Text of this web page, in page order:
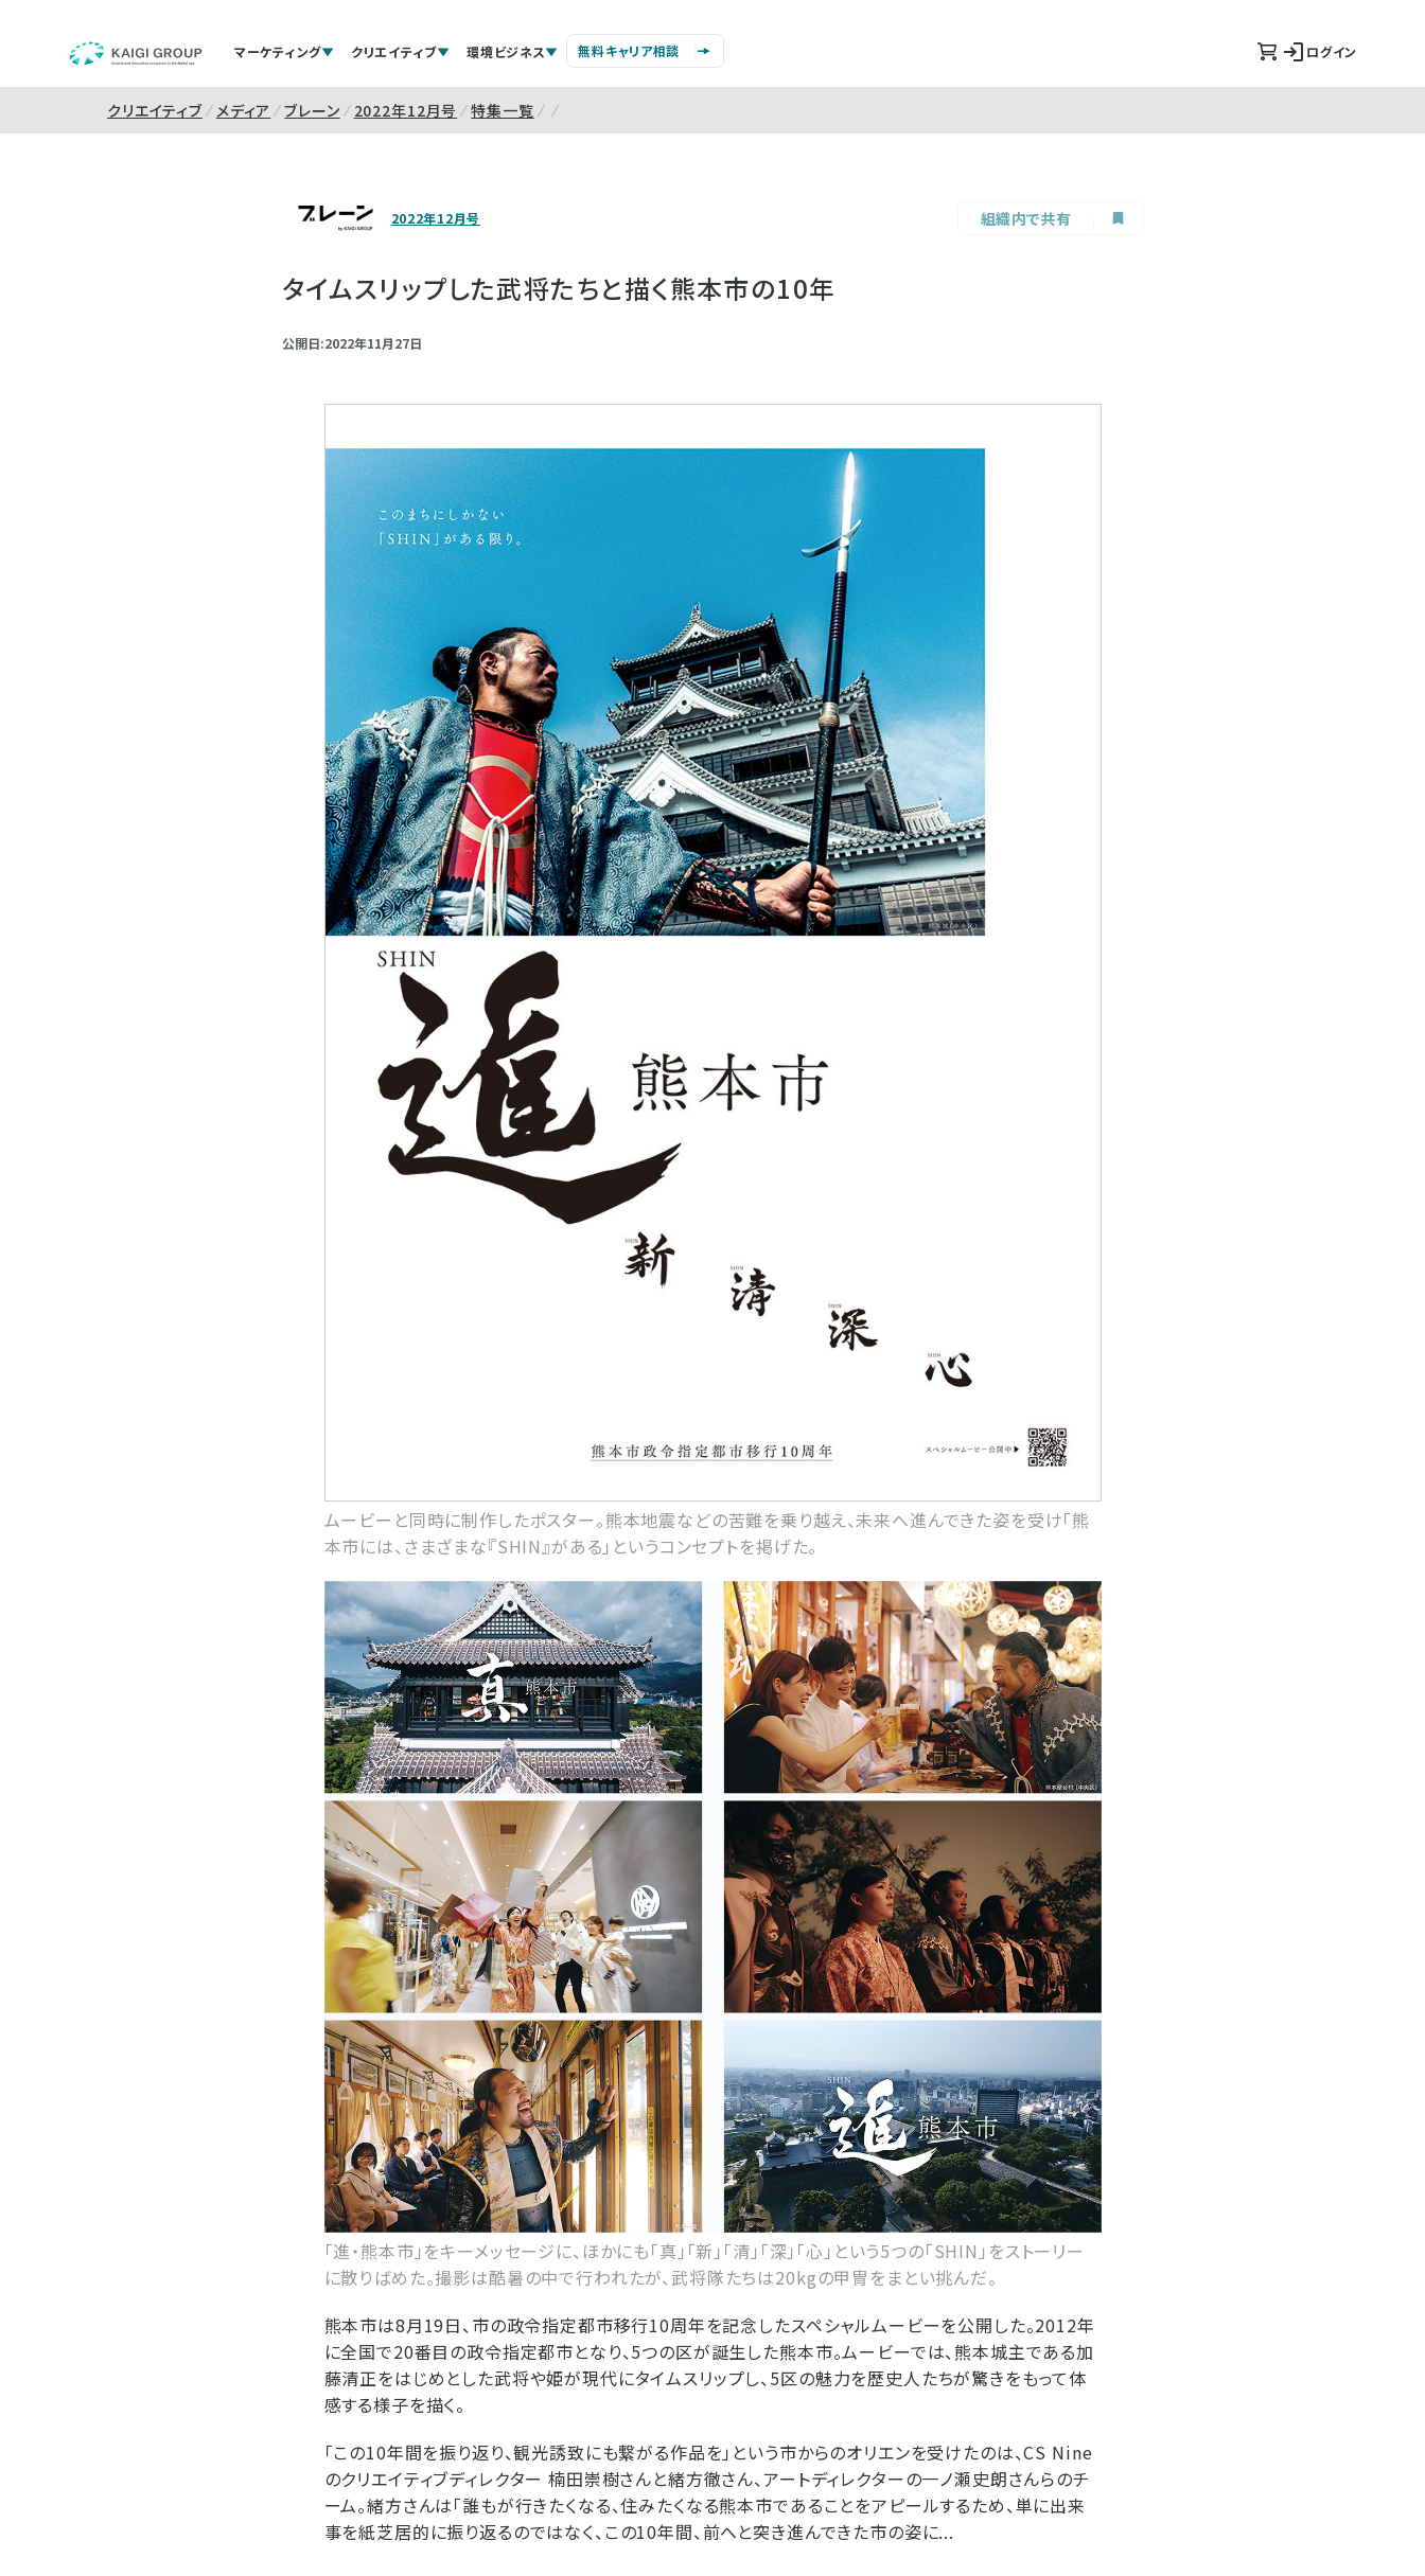
マーケティング クリエイティブ 環境ビジネス 無料キャリア相談 ログイン
クリエイティブ メディア ブレーン 2022年12月号 特集一覧
2022年12月号 組織内で共有
タイムスリップした武将たちと描く熊本市の10年
公開日:2022年11月27日
ムービーと同時に制作したポスター。熊本地震などの苦難を乗り越え、未来へ進んできた姿を受け「熊
本市には、さまざまな『SHIN』がある」というコンセプトを掲げた。
「進・熊本市」をキーメッセージに、ほかにも「真」「新」「清」「深」「心」という5つの「SHIN」をストーリー
に散りばめた。撮影は酷暑の中で行われたが、武将隊たちは20kgの甲冑をまとい挑んだ。
熊本市は8月19日、市の政令指定都市移行10周年を記念したスペシャルムービーを公開した。2012年
に全国で20番目の政令指定都市となり、5つの区が誕生した熊本市。ムービーでは、熊本城主である加
藤清正をはじめとした武将や姫が現代にタイムスリップし、5区の魅力を歴史人たちが驚きをもって体
感する様子を描く。
「この10年間を振り返り、観光誘致にも繋がる作品を」という市からのオリエンを受けたのは、CS Nine
のクリエイティブディレクター 楠田崇樹さんと緒方徹さん、アートディレクターの一ノ瀬史朗さんらのチ
ーム。緒方さんは「誰もが行きたくなる、住みたくなる熊本市であることをアピールするため、単に出来
事を紙芝居的に振り返るのではなく、この10年間、前へと突き進んできた市の姿に...